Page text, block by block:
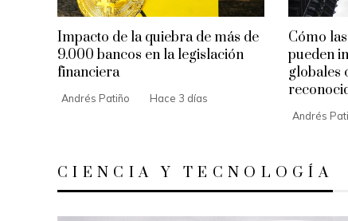
Impacto de la quiebra de más de
9.000 bancos en la legislación
financiera
Andrés Patiño Hace 3 días
Cómo
pueden
globales
Andrés
CIENCIA Y TECNOLOGÍA